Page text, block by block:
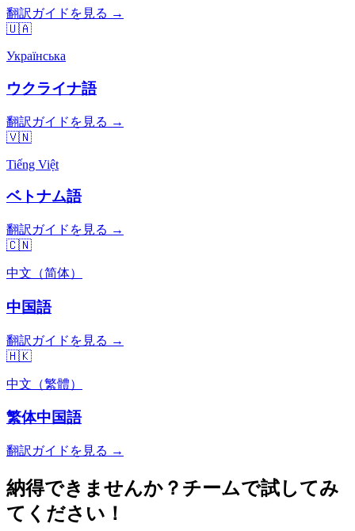
翻訳ガイドを見る →
🇺🇦
Українська
ウクライナ語
翻訳ガイドを見る →
🇻🇳
Tiếng Việt
ベトナム語
翻訳ガイドを見る →
🇨🇳
中文（简体）
中国語
翻訳ガイドを見る →
🇭🇰
中文（繁體）
繁体中国語
翻訳ガイドを見る →
納得できませんか？チームで試してみ
てください！